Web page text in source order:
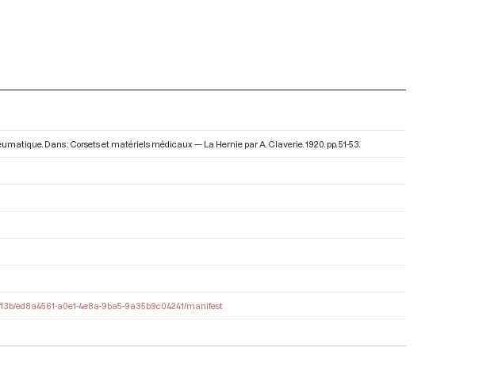
Dans : Corsets et matériels médicaux — La Hernie par A. Claverie. 1920. pp. 51-53.
ed8a4561-a0e1-4e8a-9ba5-9a35b9c04241/manifest